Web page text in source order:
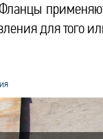
для того